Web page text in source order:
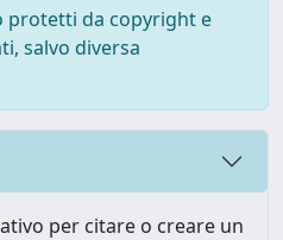
protetti da copyright e
salvo diversa
per citare o creare un